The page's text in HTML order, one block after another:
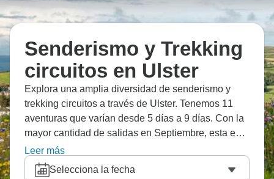
Senderismo y Trekking
circuitos en Ulster
Explora una amplia diversidad de senderismo y
trekking circuitos a través de Ulster. Tenemos 11
aventuras que varían desde 5 días a 9 días. Con la
mayor cantidad de salidas en Septiembre, esta es
también la época más popular del año.
Leer más
Selecciona la fecha